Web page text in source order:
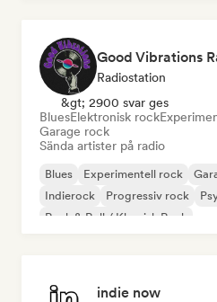
Good Vibrations
Radiostation
&gt; 2900 svar ges
BluesElektronisk rock
Garage rock
Sända artister på radio
Blues Experimentell rock
Indierock
Progressiv rock
Rock & Roll / Klassisk Rock
indie now